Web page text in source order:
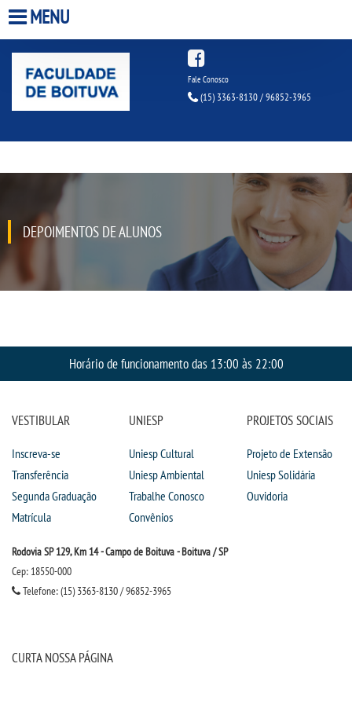
INFRAESTRUTURA
CURSOS
BACHARELADOS
TECNOLÓGICOS
INSCREVA-SE
MENU
Fale Conosco
(15) 3363-8130 / 96852-3965
DEPOIMENTOS DE ALUNOS
Horário de funcionamento das 13:00 às 22:00
VESTIBULAR
Inscreva-se
Transferência
Segunda Graduação
Matrícula
UNIESP
Uniesp Cultural
Uniesp Ambiental
Trabalhe Conosco
Convênios
PROJETOS SOCIAIS
Projeto de Extensão
Uniesp Solidária
Ouvidoria
Rodovia SP 129, Km 14 - Campo de Boituva - Boituva / SP
Cep: 18550-000
Telefone: (15) 3363-8130 / 96852-3965
CURTA NOSSA PÁGINA